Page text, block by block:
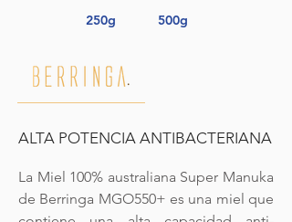
250g 500g
ALTA POTENCIA ANTIBACTERIANA
La Miel 100% australiana Super Manuka
de Berringa MGO550+ es una miel que